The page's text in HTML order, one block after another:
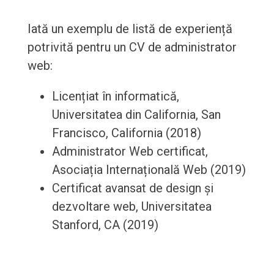
Iată un exemplu de listă de experiență
potrivită pentru un CV de administrator
web:
Licențiat în informatică,
Universitatea din California, San
Francisco, California (2018)
Administrator Web certificat,
Asociația Internațională Web (2019)
Certificat avansat de design și
dezvoltare web, Universitatea
Stanford, CA (2019)